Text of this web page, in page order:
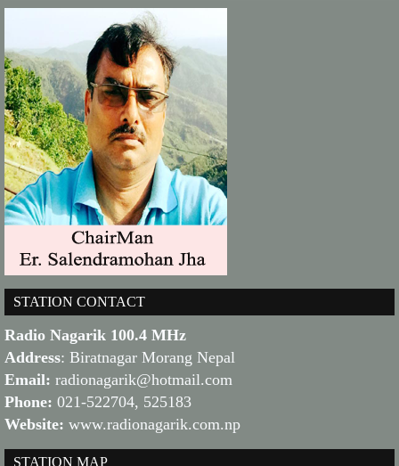
STATION CONTACT
Radio Nagarik 100.4 MHz
Address: Biratnagar Morang Nepal
Email: radionagarik@hotmail.com
Phone: 021-522704, 525183
Website: www.radionagarik.com.np
STATION MAP